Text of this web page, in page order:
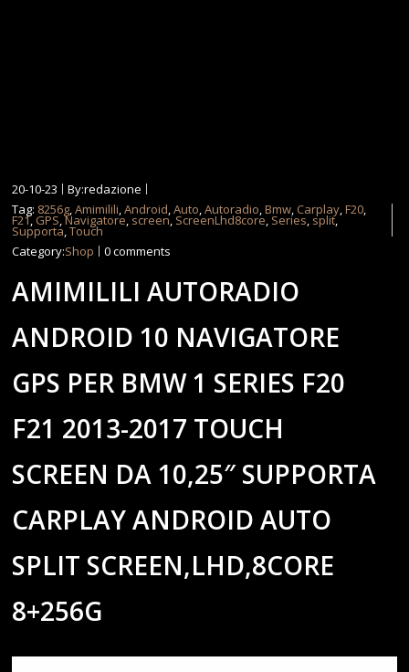
20-10-23
By:redazione
Tag: 8256g,Amimilili,Android,Auto,Autoradio,Bmw, Carplay,F20,
F21, GPS,Navigatore, screen, ScreenLhd8core, Series, split,
Supporta,Touch
Category:Shop 0 comments
AMIMILILI AUTORADIO
ANDROID 10 NAVIGATORE
GPS PER BMW 1 SERIES F20
F21 2013-2017 TOUCH
SCREEN DA 10,25″ SUPPORTA
CARPLAY ANDROID AUTO
SPLIT SCREEN,LHD,8CORE
8+256G